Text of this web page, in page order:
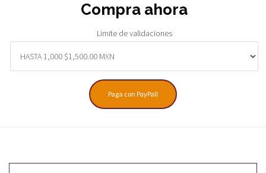
Compra ahora
Limite de validaciones
Paga con PayPall